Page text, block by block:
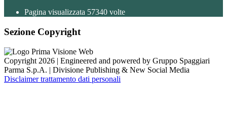
Pagina visualizzata 57340 volte
Sezione Copyright
Copyright 2026 | Engineered and powered by Gruppo Spaggiari
Parma S.p.A. | Divisione Publishing & New Social Media
Disclaimer trattamento dati personali